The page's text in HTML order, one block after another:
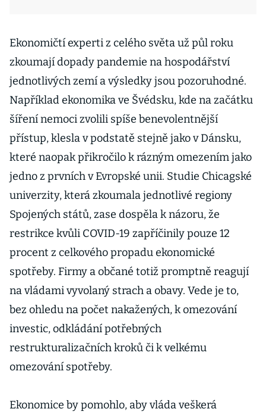
Ekonomičtí experti z celého světa už půl roku
zkoumají dopady pandemie na hospodářství
jednotlivých zemí a výsledky jsou pozoruhodné.
Například ekonomika ve Švédsku, kde na začátku
šíření nemoci zvolili spíše benevolentnější
přístup, klesla v podstatě stejně jako v Dánsku,
které naopak přikročilo k rázným omezením jako
jedno z prvních v Evropské unii. Studie Chicagské
univerzity, která zkoumala jednotlivé regiony
Spojených států, zase dospěla k názoru, že
restrikce kvůli COVID-19 zapříčinily pouze 12
procent z celkového propadu ekonomické
spotřeby. Firmy a občané totiž promptně reagují
na vládami vyvolaný strach a obavy. Vede je to,
bez ohledu na počet nakažených, k omezování
investic, odkládání potřebných
restrukturalizačních kroků či k velkému
omezování spotřeby.
Ekonomice by pomohlo, aby vláda veškerá